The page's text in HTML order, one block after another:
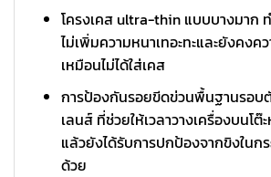
โครงเคส ultra-thin แบบบางมาก ท
ไม่เพิ่มความหนาเทอะทะและยังคงค
เหมือนไม่ได้ใส่เคส
การป้องกันรอยขีดข่วนพื้นฐานรอบตั
เลนส์ ที่ช่วยให้เวลาวางเครื่องบนโต๊ะ
แล้วยังได้รับการปกป้องจากขิงในก
ด้วย